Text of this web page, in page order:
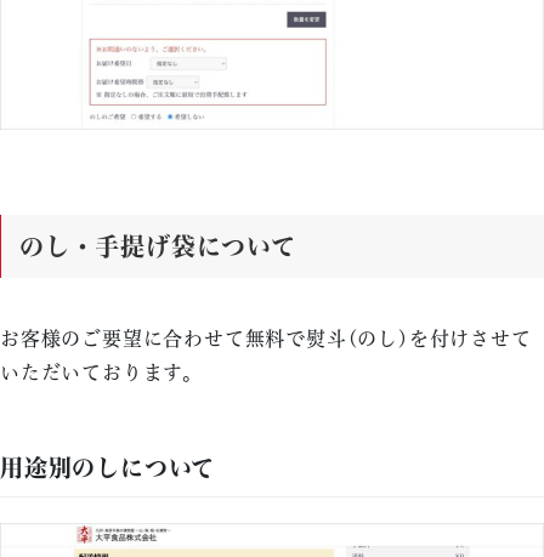
のし・手提げ袋について
お客様のご要望に合わせて無料で熨斗(のし)を付けさせて
いただいております。
用途別のしについて